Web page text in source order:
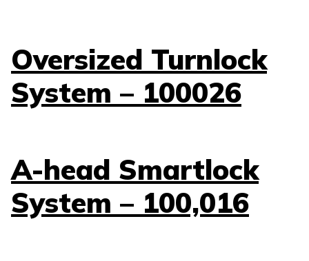
Oversized Turnlock
System – 100026
A-head Smartlock
System – 100,016